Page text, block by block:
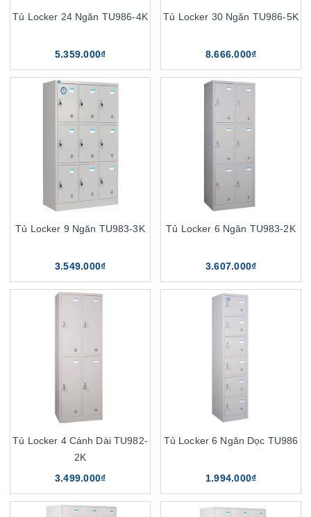
Tủ Locker 24 Ngăn TU986-4K
5.359.000₫
Tủ Locker 30 Ngăn TU986-5K
8.666.000₫
Tủ Locker 9 Ngăn TU983-3K
3.549.000₫
Tủ Locker 6 Ngăn TU983-2K
3.607.000₫
Tủ Locker 4 Cánh Dài TU982-
2K
3.499.000₫
Tủ Locker 6 Ngăn Dọc TU986
1.994.000₫